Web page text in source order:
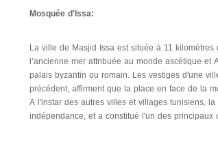
Mosquée d'Issa:
La ville de Masjid Issa est située à 11
l’ancienne mer attribuée au monde ascétique
palais byzantin ou romain. Les vestiges d'une
précédent, affirment que la place en face de la
A l'instar des autres villes et villages tunisiens,
indépendance, et a constitué l'un des